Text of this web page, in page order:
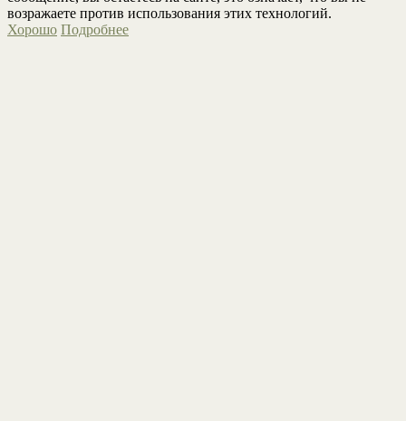
возражаете против использования этих технологий.
Хорошо Подробнее